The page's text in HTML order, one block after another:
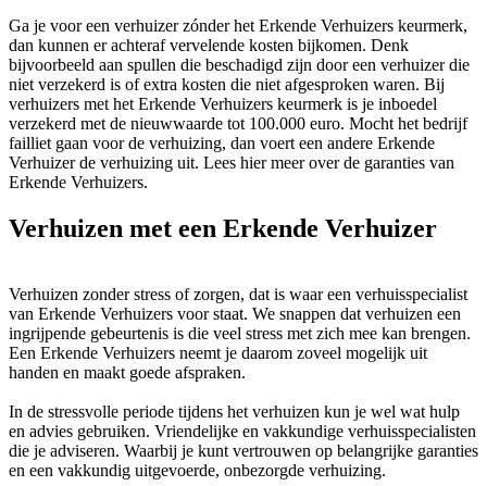
Ga je voor een verhuizer zónder het Erkende Verhuizers keurmerk,
dan kunnen er achteraf vervelende kosten bijkomen. Denk
bijvoorbeeld aan spullen die beschadigd zijn door een verhuizer die
niet verzekerd is of extra kosten die niet afgesproken waren. Bij
verhuizers met het Erkende Verhuizers keurmerk is je inboedel
verzekerd met de nieuwwaarde tot 100.000 euro. Mocht het bedrijf
failliet gaan voor de verhuizing, dan voert een andere Erkende
Verhuizer de verhuizing uit. Lees hier meer over de garanties van
Erkende Verhuizers.
Verhuizen met een Erkende Verhuizer
Verhuizen zonder stress of zorgen, dat is waar een verhuisspecialist
van Erkende Verhuizers voor staat. We snappen dat verhuizen een
ingrijpende gebeurtenis is die veel stress met zich mee kan brengen.
Een Erkende Verhuizers neemt je daarom zoveel mogelijk uit
handen en maakt goede afspraken.
In de stressvolle periode tijdens het verhuizen kun je wel wat hulp
en advies gebruiken. Vriendelijke en vakkundige verhuisspecialisten
die je adviseren. Waarbij je kunt vertrouwen op belangrijke garanties
en een vakkundig uitgevoerde, onbezorgde verhuizing.